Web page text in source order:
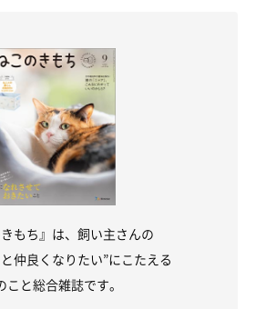
きもち』は、飼い主さんの
仲良くなりたい”にこたえる
こと総合雑誌です。